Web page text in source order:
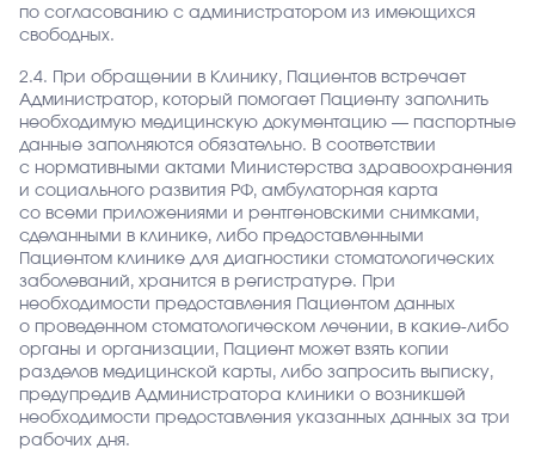
по согласованию с администратором из имеющихся
свободных.
2.4. При обращении в Клинику, Пациентов встречает
Администратор, который помогает Пациенту заполнить
необходимую медицинскую документацию — паспортные
данные заполняются обязательно. В соответствии
с нормативными актами Министерства здравоохранения
и социального развития РФ, амбулаторная карта
со всеми приложениями и рентгеновскими снимками,
сделанными в клинике, либо предоставленными
Пациентом клинике для диагностики стоматологических
заболеваний, хранится в регистратуре. При
необходимости предоставления Пациентом данных
о проведенном стоматологическом лечении, в какие-либо
органы и организации, Пациент может взять копии
разделов медицинской карты, либо запросить выписку,
предупредив Администратора клиники о возникшей
необходимости предоставления указанных данных за три
рабочих дня.